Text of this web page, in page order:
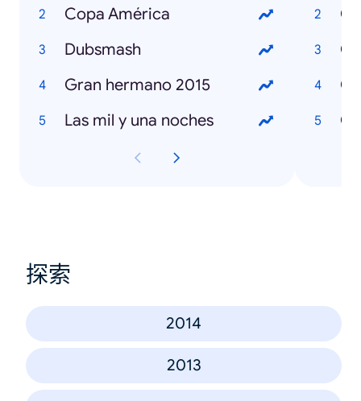
Copa América
Dubsmash
Gran hermano 2015
Las mil y una noches
探索
2014
2013